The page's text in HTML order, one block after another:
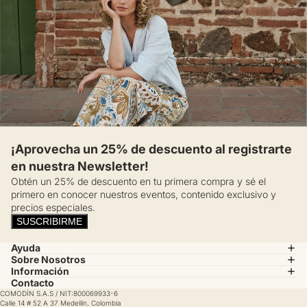
¡Aprovecha un 25% de descuento al registrarte
en nuestra Newsletter!
Obtén un 25% de descuento en tu primera compra y sé el
primero en conocer nuestros eventos, contenido exclusivo y
precios especiales.
SUSCRIBIRME
Ayuda
Sobre Nosotros
Información
Contacto
COMODÍN S.A.S / NIT:800069933-6
Calle 14 # 52 A 37 Medellín, Colombia